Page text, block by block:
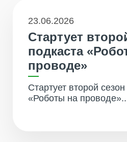
23.06.2026
Стартует
подкаста
проводе»
Стартует второй
«Роботы на